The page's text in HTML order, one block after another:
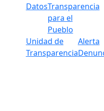
DatosTransparencia
para el
Pueblo
Unidad de
Transparencia
Alerta